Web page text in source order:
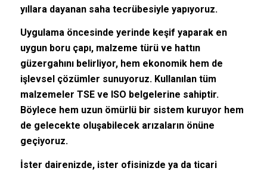
yıllara dayanan saha tecrübesiyle yapıyoruz.
Uygulama öncesinde yerinde keşif yaparak en
uygun boru çapı, malzeme türü ve hattın
güzergahını belirliyor, hem ekonomik hem de
işlevsel çözümler sunuyoruz. Kullanılan tüm
malzemeler TSE ve ISO belgelerine sahiptir.
Böylece hem uzun ömürlü bir sistem kuruyor hem
de gelecekte oluşabilecek arızaların önüne
geçiyoruz.
İster dairenizde, ister ofisinizde ya da ticari